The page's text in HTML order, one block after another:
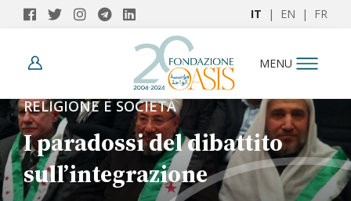
IT | EN | FR
MENU
RELIGIONE E SOCIETÀ
I paradossi del dibattito
sull’integrazione